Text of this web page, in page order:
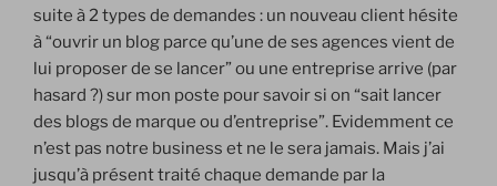
suite à 2 types de demandes : un nouveau client hésite
à “ouvrir un blog parce qu’une de ses agences vient de
lui proposer de se lancer” ou une entreprise arrive (par
hasard ?) sur mon poste pour savoir si on “sait lancer
des blogs de marque ou d’entreprise”. Evidemment ce
n’est pas notre business et ne le sera jamais. Mais j’ai
jusqu’à présent traité chaque demande par la